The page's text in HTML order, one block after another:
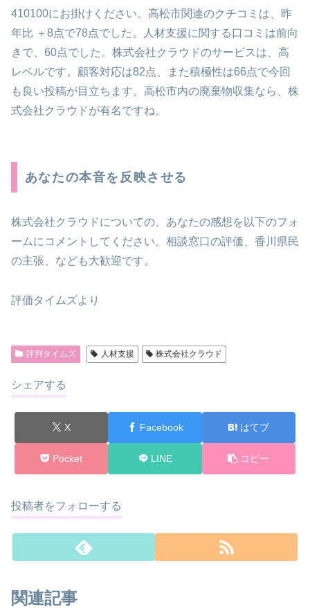
410100にお掛けください。高松市関連のクチコミは、昨
年比 ＋8点で78点でした。人材支援に関する口コミは前向
きで、60点でした。株式会社クラウドのサービスは、高
レベルです。顧客対応は82点、また積極性は66点で今回
も良い投稿が目立ちます。高松市内の廃棄物収集なら、株
式会社クラウドが有名ですね。
あなたの本音を反映させる
株式会社クラウドについての、あなたの感想を以下のフォ
ームにコメントしてください。相談窓口の評価、香川県民
の主張、なども大歓迎です。
評価タイムズより
評判タイムズ 人材支援 株式会社クラウド
シェアする
X Facebook はてブ
Pocket LINE コピー
投稿者をフォローする
関連記事